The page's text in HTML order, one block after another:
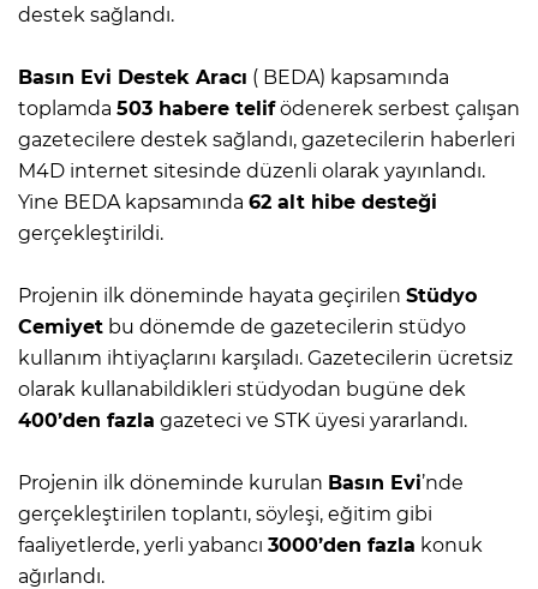
destek sağlandı.
Basın Evi Destek Aracı ( BEDA) kapsamında
toplamda 503 habere telifödenerek serbest çalışan
gazetecilere destek sağlandı, gazetecilerin haberleri
M4D internet sitesinde düzenli olarak yayınlandı.
Yine BEDA kapsamında 62 alt hibe desteği
gerçekleştirildi.
Projenin ilk döneminde hayata geçirilen Stüdyo
Cemiyet bu dönemde de gazetecilerin stüdyo
kullanım ihtiyaçlarını karşıladı. Gazetecilerin ücretsiz
olarak kullanabildikleri stüdyodan bugüne dek
400’den fazla gazeteci ve STK üyesi yararlandı.
Projenin ilk döneminde kurulan Basın Evi’nde
gerçekleştirilen toplantı, söyleşi, eğitim gibi
faaliyetlerde, yerli yabancı 3000’den fazla konuk
ağırlandı.